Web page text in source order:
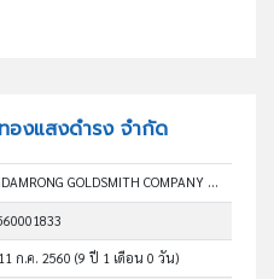
องแสงดำรง จำกัด
SANGDAMRONG GOLDSMITH COMPANY LIMITED
ก.ค. 2560(9 ปี 1 เดือน 0 วัน)